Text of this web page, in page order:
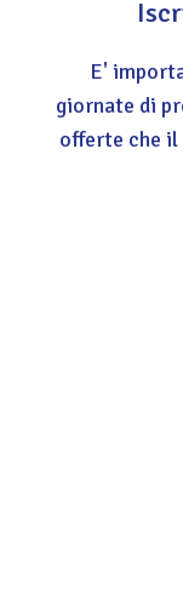
E'
giornate di
offerte che il